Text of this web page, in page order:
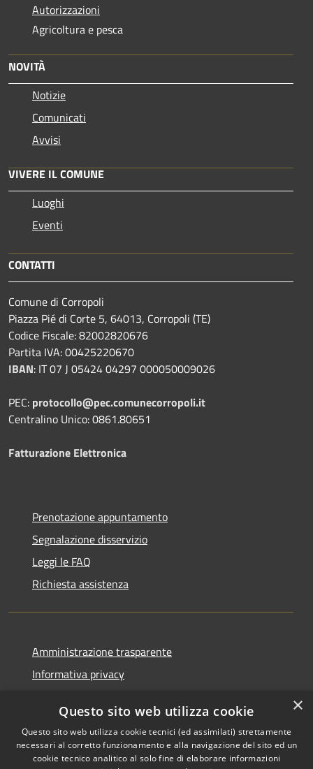
Autorizzazioni
Agricoltura e pesca
NOVITÀ
Notizie
Comunicati
Avvisi
VIVERE IL COMUNE
Luoghi
Eventi
CONTATTI
Comune di Corropoli
Piazza Pié di Corte 5, 64013, Corropoli (TE)
Codice Fiscale: 82002820676
Partita IVA: 00425220670
IBAN: IT 07 J 05424 04297 000050009026
PEC: protocollo@pec.comunecorropoli.it
Centralino Unico: 0861.80651
Fatturazione Elettronica
Prenotazione appuntamento
Segnalazione disservizio
Leggi le FAQ
Richiesta assistenza
Amministrazione trasparente
Informativa privacy
Dichiarazione di accessibilità
×
Questo sito web utilizza cookie
Questo sito web utilizza cookie tecnici (ed assimilati) strettamente
necessari al corretto funzionamento e alla navigazione del sito ed un
cookie tecnico analitico al solo fine di elaborare informazioni